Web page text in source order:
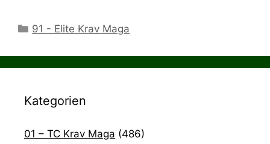
Kategorien
91 - Elite Krav Maga
Kategorien
01 – TC Krav Maga (486)